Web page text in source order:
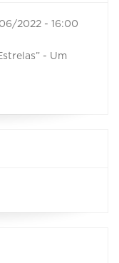
2022 - 16:00
- Um